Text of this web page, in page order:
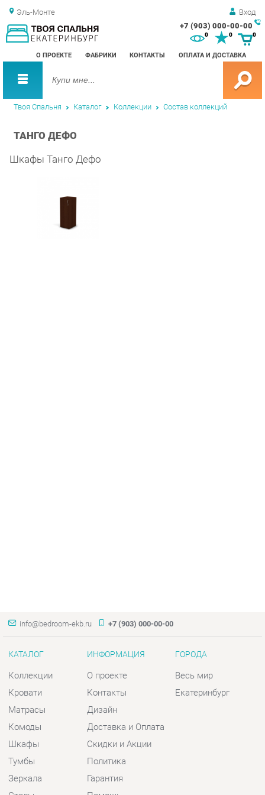
Эль-Монте Вход
+7 (903) 000-00-00
О ПРОЕКТЕ ФАБРИКИ КОНТАКТЫ ОПЛАТА И ДОСТАВКА
0 0
Твоя Спальня Каталог Коллекции Состав коллекций
ТАНГО ДЕФО
Шкафы Танго Дефо
КАТАЛОГ
Матрасы
Комоды
Шкафы
Тумбы
Зеркала
Столы
Мягкая мебель
ИНФОРМАЦИЯ
Дизайн
Доставка и Оплата
Скидки и Акции
Политика
Гарантия
Помощь
ГОРОДА